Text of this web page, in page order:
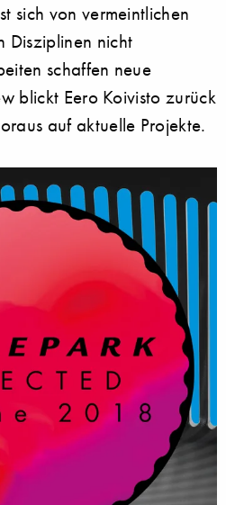
sich von vermeintlichen
Disziplinen nicht
schaffen neue
blickt Eero Koivisto zurück
auf aktuelle Projekte.